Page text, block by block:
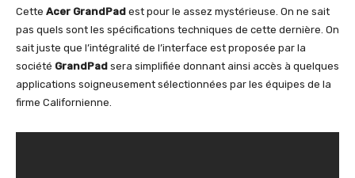
Cette Acer GrandPad est pour le assez mystérieuse. On ne sait
pas quels sont les spécifications techniques de cette dernière. On
sait juste que l’intégralité de l’interface est proposée par la
société GrandPad sera simplifiée donnant ainsi accès à quelques
applications soigneusement sélectionnées par les équipes de la
firme Californienne.